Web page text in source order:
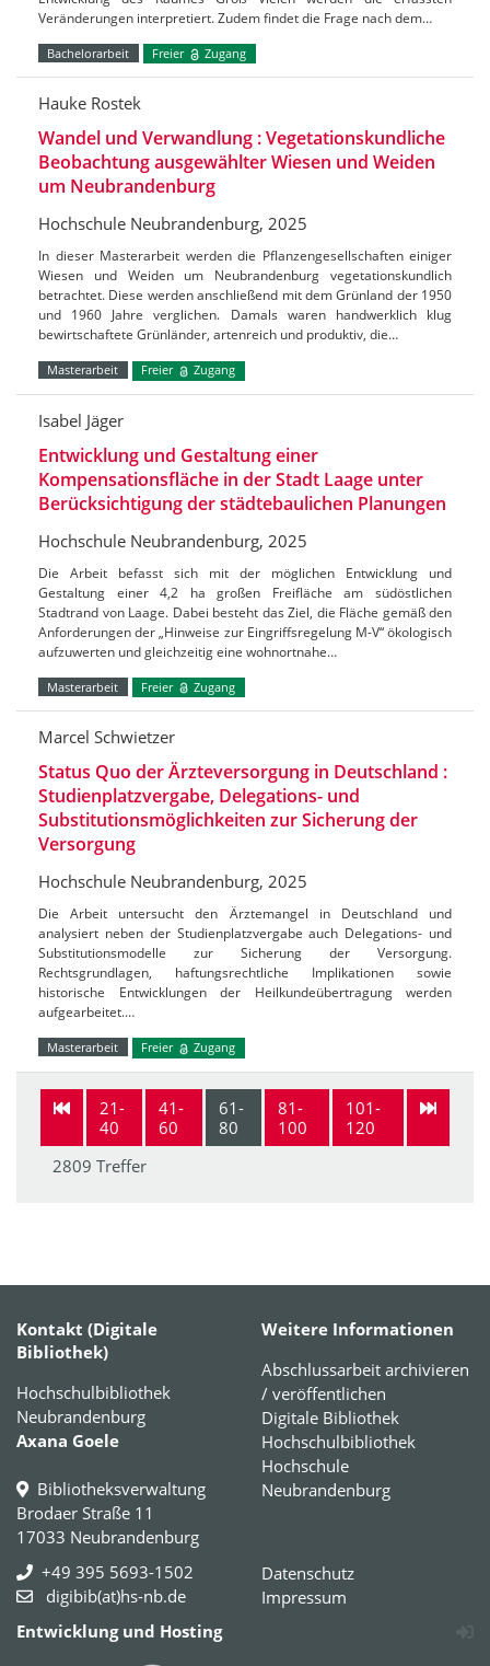
Veränderungen interpretiert. Zudem findet die Frage nach dem…
Bachelorarbeit Freier Zugang
Hauke Rostek
Wandel und Verwandlung : Vegetationskundliche
Beobachtung ausgewählter Wiesen und Weiden
um Neubrandenburg
Hochschule Neubrandenburg, 2025
In dieser Masterarbeit werden die Pflanzengesellschaften einiger
Wiesen und Weiden um Neubrandenburg vegetationskundlich
betrachtet. Diese werden anschließend mit dem Grünland der 1950
und 1960 Jahre verglichen. Damals waren handwerklich klug
bewirtschaftete Grünländer, artenreich und produktiv, die…
Masterarbeit Freier Zugang
Isabel Jäger
Entwicklung und Gestaltung einer
Kompensationsfläche in der Stadt Laage unter
Berücksichtigung der städtebaulichen Planungen
Hochschule Neubrandenburg, 2025
Die Arbeit befasst sich mit der möglichen Entwicklung und
Gestaltung einer 4,2 ha großen Freifläche am südöstlichen
Stadtrand von Laage. Dabei besteht das Ziel, die Fläche gemäß den
Anforderungen der „Hinweise zur Eingriffsregelung M-V“ ökologisch
aufzuwerten und gleichzeitig eine wohnortnahe…
Masterarbeit Freier Zugang
Marcel Schwietzer
Status Quo der Ärzteversorgung in Deutschland :
Studienplatzvergabe, Delegations- und
Substitutionsmöglichkeiten zur Sicherung der
Versorgung
Hochschule Neubrandenburg, 2025
Die Arbeit untersucht den Ärztemangel in Deutschland und
analysiert neben der Studienplatzvergabe auch Delegations- und
Substitutionsmodelle zur Sicherung der Versorgung.
Rechtsgrundlagen, haftungsrechtliche Implikationen sowie
historische Entwicklungen der Heilkundeübertragung werden
aufgearbeitet.…
Masterarbeit Freier Zugang
21-
40
41-
60
61-
80
81-
100
101-
120
2809 Treffer
Kontakt (Digitale
Bibliothek)
Hochschulbibliothek
Neubrandenburg
Axana Goele
Bibliotheksverwaltung
Brodaer Straße 11
17033 Neubrandenburg
+49 395 5693-1502
digibib(at)hs-nb.de
Weitere Informationen
Abschlussarbeit archivieren
/ veröffentlichen
Digitale Bibliothek
Hochschulbibliothek
Hochschule
Neubrandenburg
Datenschutz
Impressum
Entwicklung und Hosting